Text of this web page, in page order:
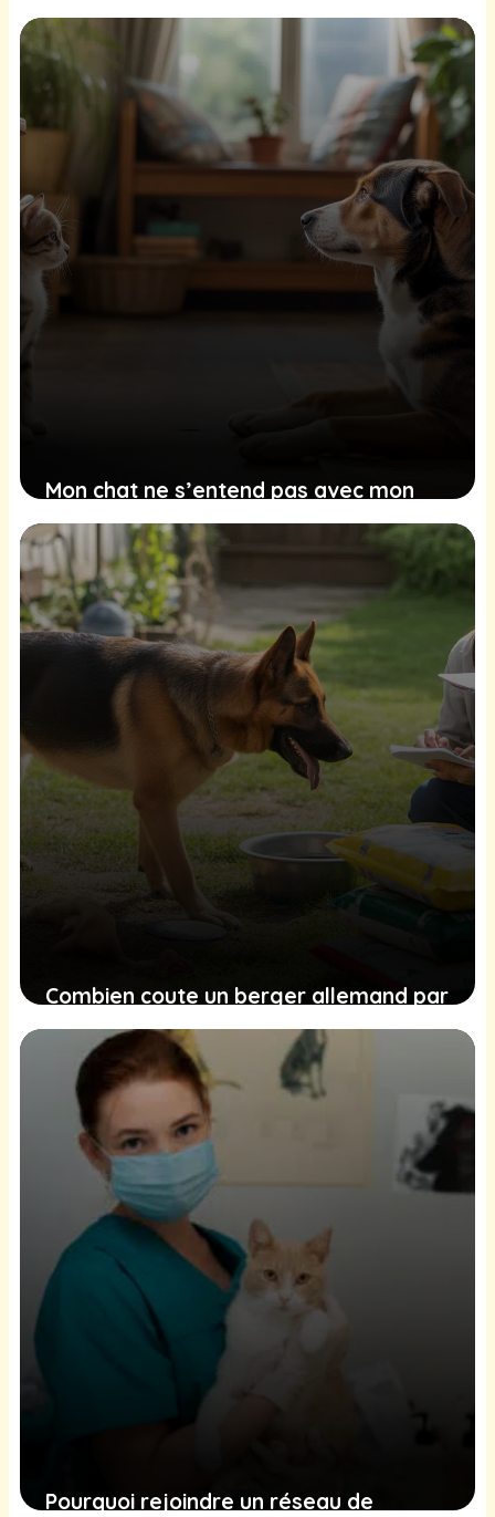
le chat : comment réagir
immédiatement ?
6 mars 2026
Mon chat ne s’entend pas avec mon
chien, comment faire ?
27 janvier 2026
Combien coute un berger allemand par
an ?
27 janvier 2026
Pourquoi rejoindre un réseau de